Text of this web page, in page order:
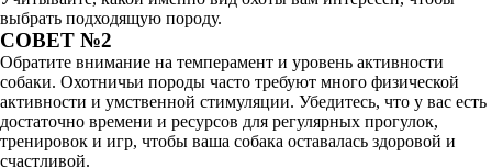
выбрать подходящую породу.
СОВЕТ №2
Обратите внимание на темперамент и уровень активности
собаки. Охотничьи породы часто требуют много физической
активности и умственной стимуляции. Убедитесь, что у вас есть
достаточно времени и ресурсов для регулярных прогулок,
тренировок и игр, чтобы ваша собака оставалась здоровой и
счастливой.